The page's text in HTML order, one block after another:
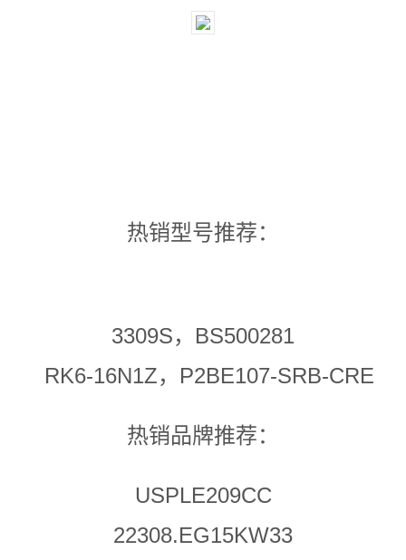
热销型号推荐：
3309S，BS500281
RK6-16N1Z，P2BE107-SRB-CRE
热销品牌推荐：
USPLE209CC
22308.EG15KW33